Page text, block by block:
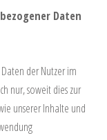
Daten
der Nutzer im
nur, soweit dies zur
unserer Inhalte und